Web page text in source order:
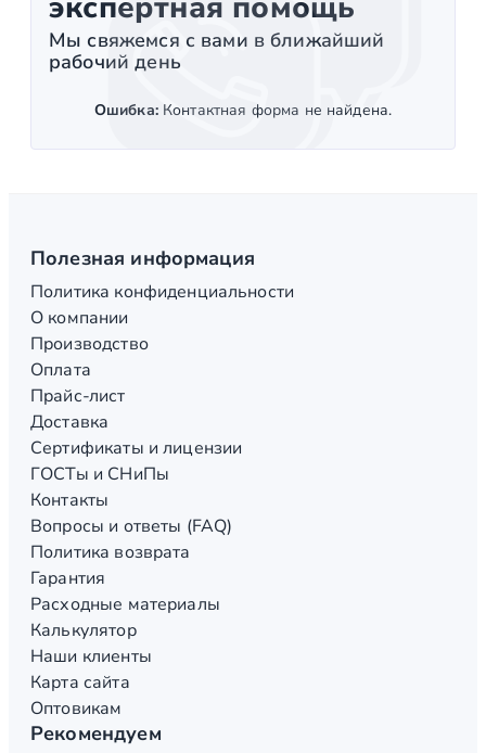
Мы свяжемся с вами в ближайший
рабочий день
Ошибка:Контактная форма не найдена.
Полезная информация
Политика конфиденциальности
О компании
Производство
Оплата
Прайс-лист
Доставка
Сертификаты и лицензии
ГОСТы и СНиПы
Контакты
Вопросы и ответы (FAQ)
Политика возврата
Гарантия
Расходные материалы
Калькулятор
Наши клиенты
Карта сайта
Оптовикам
Рекомендуем